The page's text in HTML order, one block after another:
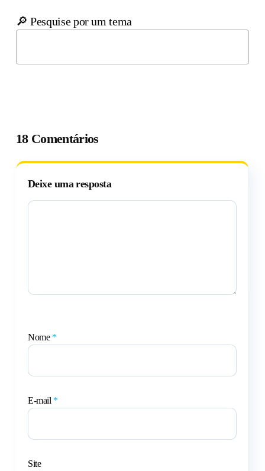
🔎 Pesquise por um tema
18 Comentários
Deixe uma resposta
Nome *
E-mail *
Site